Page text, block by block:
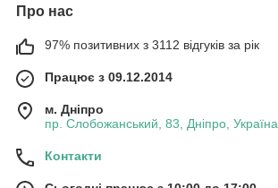
Про нас
97% позитивних з 3112 відгуків за рік
Працює з 09.12.2014
м. Дніпро
пр. Слобожанський, 83, Дніпро, Україна
Контакти